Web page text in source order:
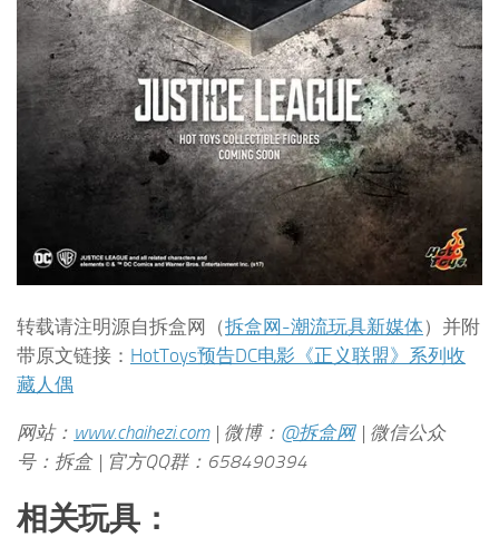
转载请注明源自拆盒网（拆盒网-潮流玩具新媒体）并附
带原文链接： HotToys预告DC电影《正义联盟》系列收
藏人偶
网站： www.chaihezi.com| 微博： @拆盒网| 微信公众
号：拆盒 | 官方QQ群：658490394
相关玩具：